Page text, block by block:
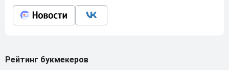
Рейтинг букмекеров